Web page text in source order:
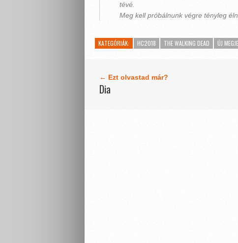
tévé.
Meg kell próbálnunk végre tényleg
KATEGÓRIÁK: HC2018 THE WALKING DEAD ÚJ
← Ezt olvastad már?
Dia